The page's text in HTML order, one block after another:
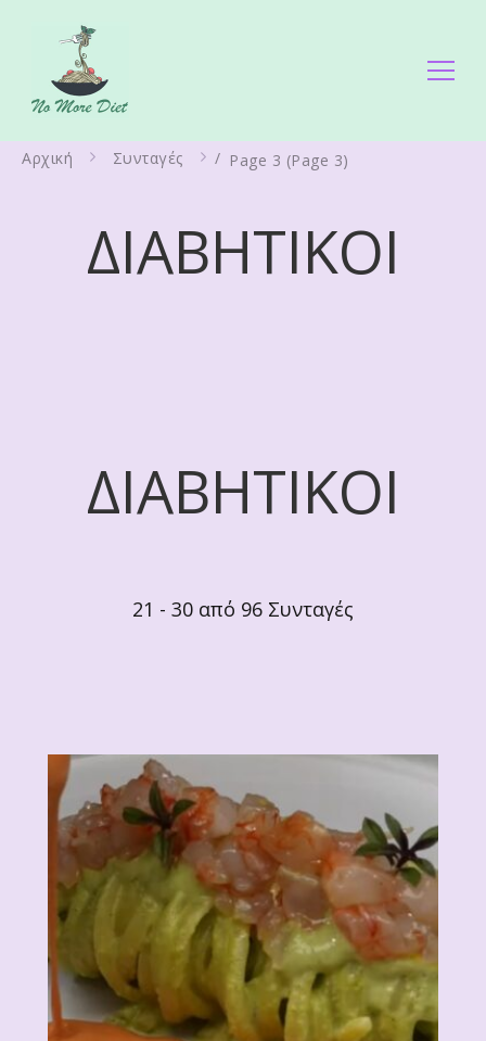
No More Diet
Αρχική Συνταγές / Page 3 (Page 3)
ΔΙΑΒΗΤΙΚΟΙ
ΔΙΑΒΗΤΙΚΟΙ
21 - 30 από 96 Συνταγές